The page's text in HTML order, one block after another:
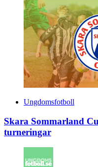
Ungdomsfotboll
Skara Sommarland
turneringar